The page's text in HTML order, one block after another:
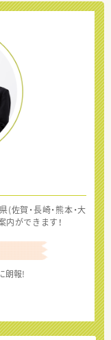
賀・長崎・熊本・大
内ができます！
朗報!